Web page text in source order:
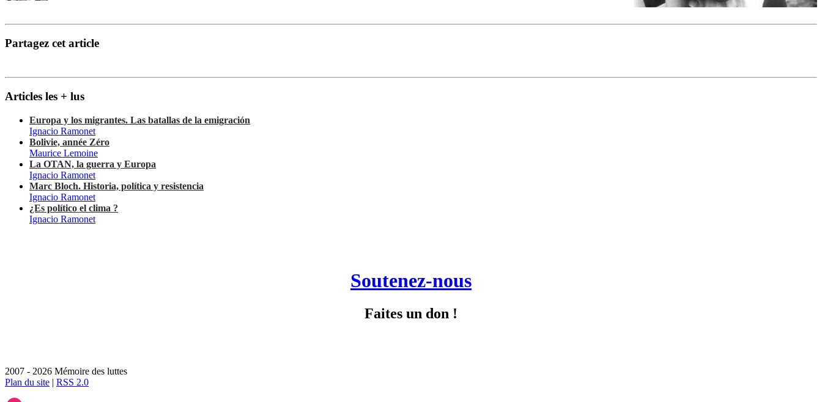
Partagez cet article
Articles les + lus
Europa y los migrantes. Las batallas de la emigración
Ignacio Ramonet
Bolivie, année Zéro
Maurice Lemoine
La OTAN, la guerra y Europa
Ignacio Ramonet
Marc Bloch. Historia, política y resistencia
Ignacio Ramonet
¿Es político el clima ?
Ignacio Ramonet
Soutenez-nous
Faites un don !
2007 - 2026 Mémoire des luttes
Plan du site | RSS 2.0